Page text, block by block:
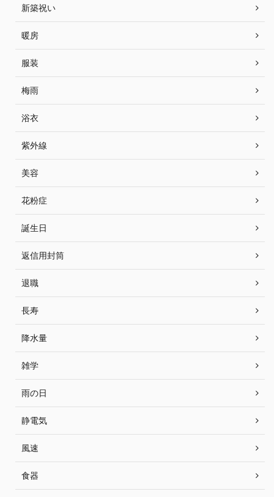
新築祝い
暖房
服装
梅雨
浴衣
紫外線
美容
花粉症
誕生日
返信用封筒
退職
長寿
降水量
雑学
雨の日
静電気
風速
食器